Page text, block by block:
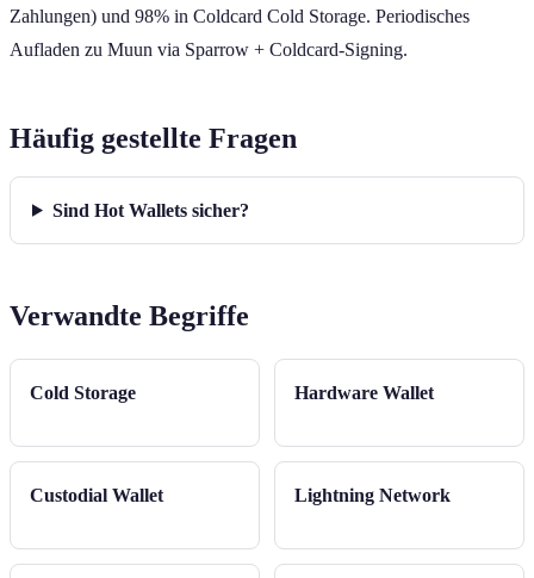
Zahlungen) und 98% in Coldcard Cold Storage. Periodisches
Aufladen zu Muun via Sparrow + Coldcard-Signing.
Häufig gestellte Fragen
Sind Hot Wallets sicher?
Verwandte Begriffe
Cold Storage Hardware Wallet
Custodial Wallet Lightning Network